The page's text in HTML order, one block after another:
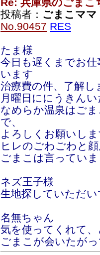
投稿者： ごまこママ
No.90457 RES
たま様
今日も遅くまでお
います
治療費の件、了解し
月曜日ににうきん
なめらか温泉はご
で、
よろしくお願いし
ヒレのごわごわと
ごまこは言ってい
ネズ王子様
生地探していただ
名無ちゃん
気を使ってくれて
ごまこが会いたが